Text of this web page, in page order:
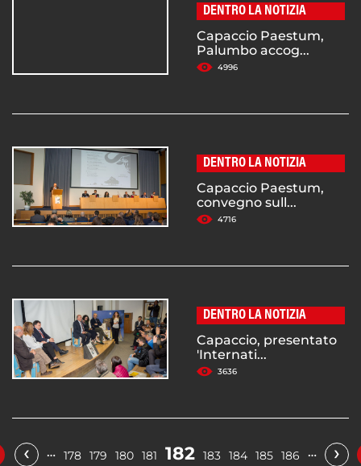
DENTRO LA NOTIZIA
Capaccio Paestum,
Palumbo accog...
4996
DENTRO LA NOTIZIA
Capaccio Paestum,
convegno sull...
4716
DENTRO LA NOTIZIA
Capaccio, presentato
'Internati...
3636
‹ … 178 179 180 181 182 183 184 185 186 … ›